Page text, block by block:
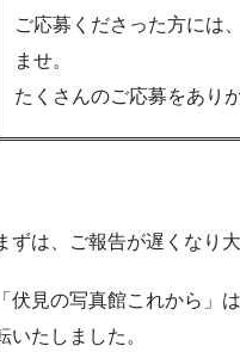
ご応募くださった方には
ませ。
たくさんのご応募をあり
ずは、ご報告が遅くなり
「伏見の写真館これから」
いたしました。